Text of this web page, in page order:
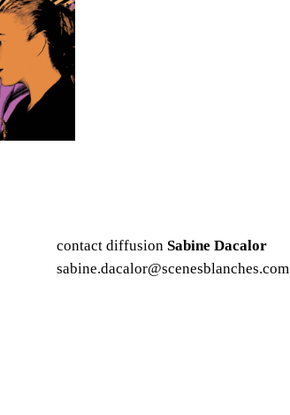
contact diffusion Sabine Dacalor
sabine.dacalor@scenesblanches.com